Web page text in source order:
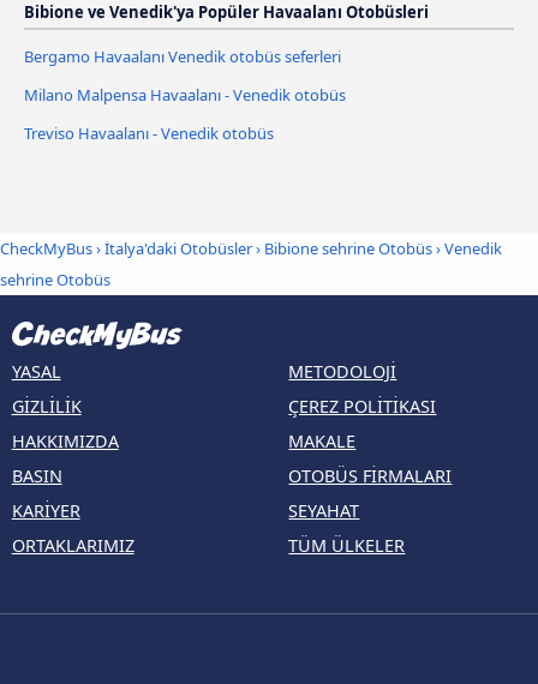
Bibione ve Venedik'ya Popüler Havaalanı Otobüsleri
Bergamo Havaalanı Venedik otobüs seferleri
Milano Malpensa Havaalanı - Venedik otobüs
Treviso Havaalanı - Venedik otobüs
CheckMyBus›İtalya'daki Otobüsler› Bibione sehrine Otobüs›Venedik
sehrine Otobüs
YASAL
GIZLILIK
HAKKIMIZDA
BASIN
KARIYER
ORTAKLARIMIZ
METODOLOJI
ÇEREZ POLITIKASI
MAKALE
OTOBÜS FIRMALARI
SEYAHAT
TÜM ÜLKELER